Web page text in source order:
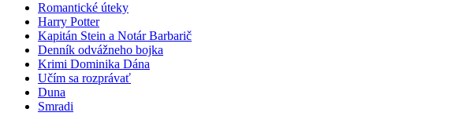
Romantické úteky
Harry Potter
Kapitán Stein a Notár Barbarič
Denník odvážneho bojka
Krimi Dominika Dána
Učím sa rozprávať
Duna
Smradi